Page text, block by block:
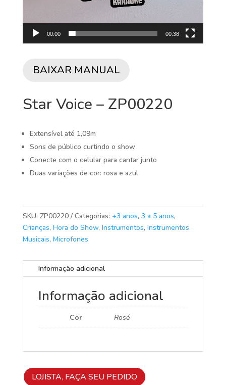
00:00 00:38
BAIXAR MANUAL
Star Voice – ZP00220
Extensível até 1,09m
Sons de público curtindo o show
Conecte com o celular para cantar junto
Duas variações de cor: rosa e azul
SKU: ZP00220 Categorias: +3 anos, 3 a 5 anos,
Crianças, Hora do Show, Instrumentos, Instrumentos
Musicais, Microfones
Informação adicional
Informação adicional
Cor Rosé
LOJISTA, FAÇA SEU PEDIDO